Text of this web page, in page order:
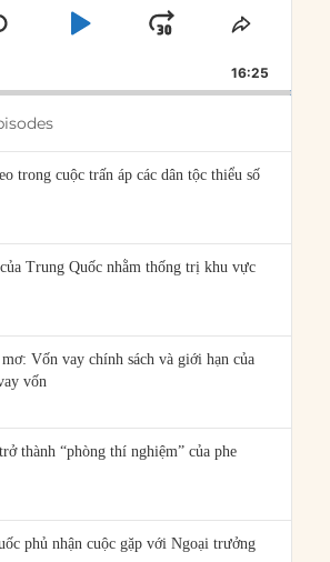
PLAYJUMP
FORWARD
SHARE
16:25
trong cuộc trấn áp các dân tộc thiểu số
Trung Quốc nhằm thống trị khu vực
Vốn vay chính sách và giới hạn của
vốn
thành “phòng thí nghiệm” của phe
phủ nhận cuộc gặp với Ngoại trưởng